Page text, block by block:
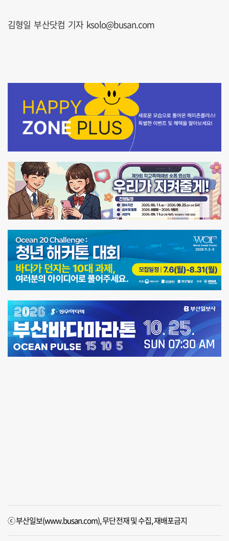
김형일 부산닷컴 기자 ksolo@busan.com
ⓒ 부산일보(www.busan.com), 무단전재 및 수집, 재배포금지